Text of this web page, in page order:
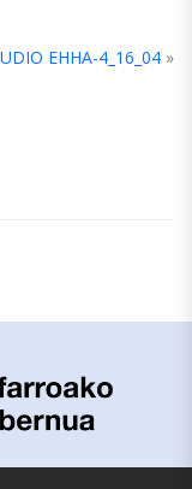
EHHA-4_16_04 »